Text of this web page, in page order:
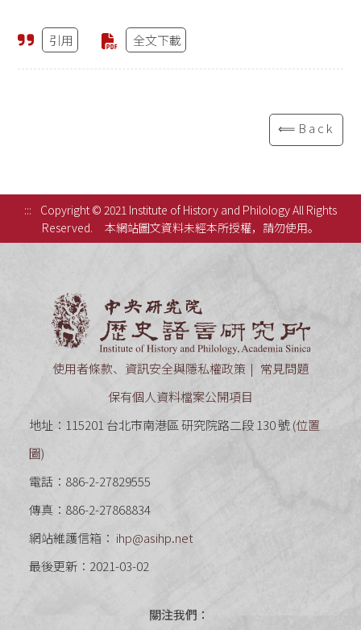
引用 全文下載
⟸Back
:::
Copyright © 2021 Institute of History and Philology All Rights
Reserved.
本網站圖文資料未經本所授權，請勿使用。
使用者條款、資訊安全與隱私權政策
常見問題
保有個人資料檔案公開項目
地址：115201 台北市南港區 研究院路二段 130 號 (位置
圖)
電話：886-2-27829555
傳真：886-2-27868834
網站維護信箱： ihp@asihp.net
最後更新：2021-03-02
關注我們：